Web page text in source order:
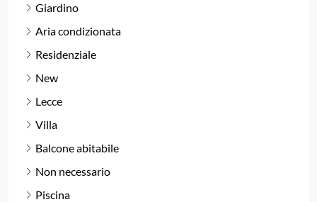
Giardino
Aria condizionata
Residenziale
New
Lecce
Villa
Balcone abitabile
Non necessario
Piscina